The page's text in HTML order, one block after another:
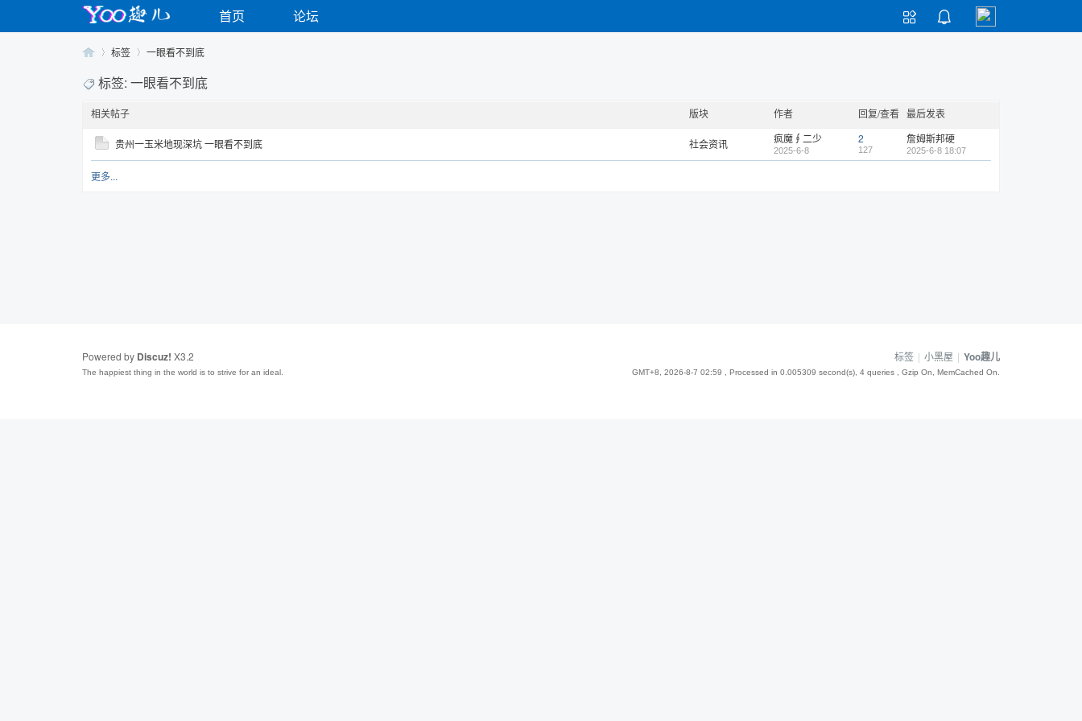


首页 论坛
Yo›
标签 一眼看不到底
标签: 一眼看不到底
相关帖子 版块 作者 回复/查看 最后发表
贵州一玉米地现深坑 一眼看不到底 社会资讯 疯魔∮二少
2025-6-8
2
127
詹姆斯邦硬
2025-6-8 18:07
更多...
标签 | 小黑屋 | Yoo趣儿
GMT+8, 2026-8-7 02:59 , Processed in 0.005309 second(s), 4 queries , Gzip On, MemCached On.
Powered by Discuz! X3.2
The happiest thing in the world is to strive for an ideal.